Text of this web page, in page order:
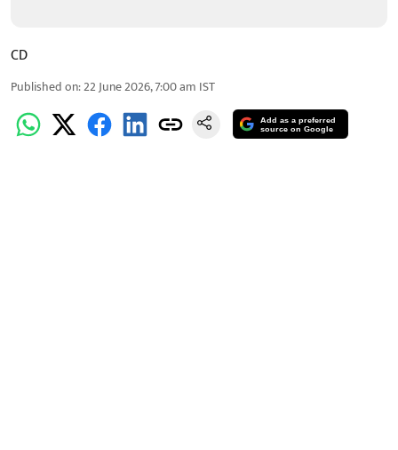
CD
Published on:22 June 2026, 7:00 am IST
Add as a preferred
source on Google